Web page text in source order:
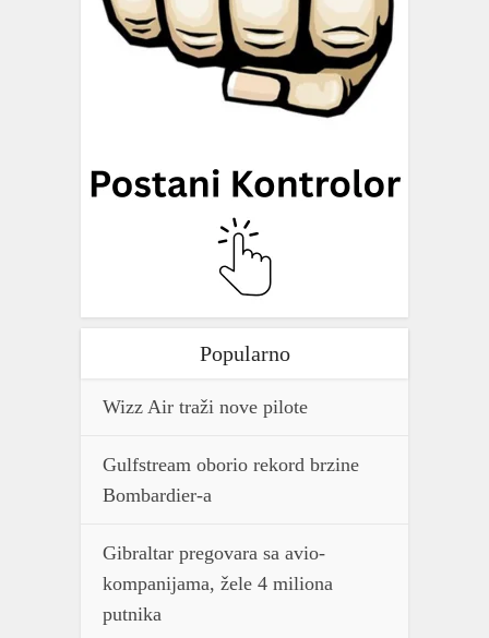
Popularno
Wizz Air traži nove pilote
Gulfstream oborio rekord brzine
Bombardier-a
Gibraltar pregovara sa avio-
kompanijama, žele 4 miliona
putnika